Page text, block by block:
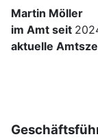
Martin Möller
im Amt seit
aktuelle